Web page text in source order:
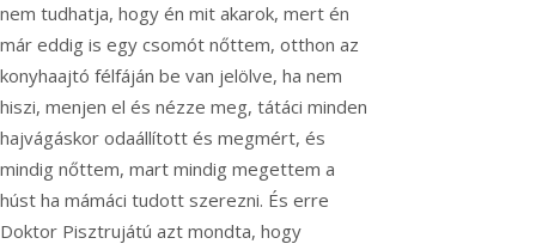
nem tudhatja, hogy én mit akarok, mert én
már eddig is egy csomót nőttem, otthon az
konyhaajtó félfáján be van jelölve, ha nem
hiszi, menjen el és nézze meg, tátáci minden
hajvágáskor odaállított és megmért, és
mindig nőttem, mart mindig megettem a
húst ha mámáci tudott szerezni. És erre
Doktor Pisztrujátú azt mondta, hogy